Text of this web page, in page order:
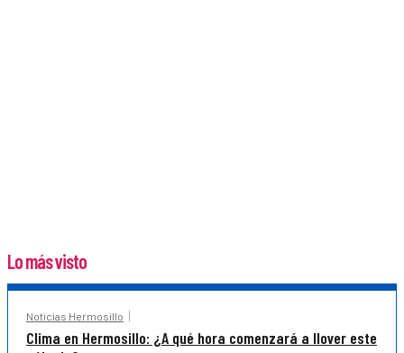
Lo más visto
Noticias Hermosillo
Clima en Hermosillo: ¿A qué hora comenzará a llover este